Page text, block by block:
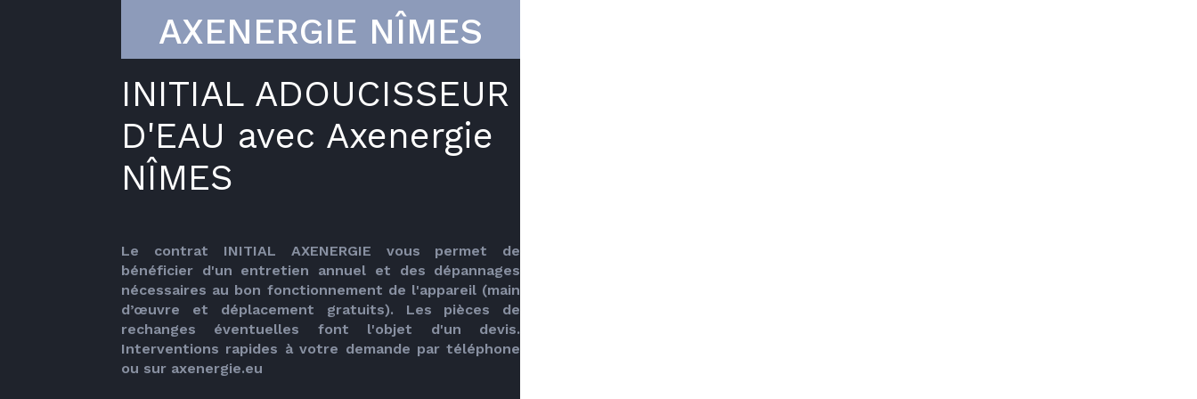
AXENERGIE NÎMES
INITIAL ADOUCISSEUR
D'EAU avec Axenergie
NÎMES
Le contrat INITIAL AXENERGIE vous permet de
bénéficier d'un entretien annuel et des dépannages
nécessaires au bon fonctionnement de l'appareil (main
d’œuvre et déplacement gratuits). Les pièces de
rechanges éventuelles font l'objet d'un devis.
Interventions rapides à votre demande par téléphone
ou sur axenergie.eu